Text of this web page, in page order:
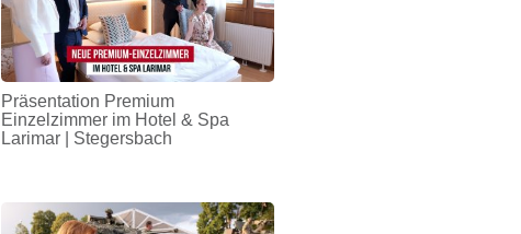
Präsentation Premium
Einzelzimmer im Hotel & Spa
Larimar | Stegersbach